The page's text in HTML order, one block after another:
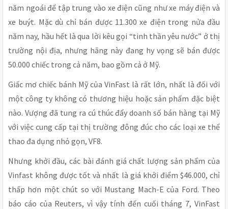
năm ngoái để tập trung vào xe điện cũng như xe máy điện và
xe buýt. Mặc dù chỉ bán được 11.300 xe điện trong nửa đầu
năm nay, hầu hết là qua lời kêu gọi “tinh thần yêu nước” ở thị
trường nội địa, nhưng hãng này đang hy vọng sẽ bán được
50.000 chiếc trong cả năm, bao gồm cả ở Mỹ.
Giấc mơ chiếc bánh Mỹ của VinFast là rất lớn, nhất là đối với
một công ty không có thương hiệu hoặc sản phẩm đặc biệt
nào. Vượng đã tung ra cú thúc đẩy doanh số bán hàng tại Mỹ
với việc cung cấp tại thị trường đông đúc cho các loại xe thể
thao đa dụng nhỏ gọn, VF8.
Nhưng khởi đầu, các bài đánh giá chất lượng sản phẩm của
Vinfast không được tốt và nhất là giá khởi điểm $46.000, chỉ
thấp hơn một chút so với Mustang Mach-E của Ford. Theo
báo cáo của Reuters, vì vậy tính đến cuối tháng 7, VinFast